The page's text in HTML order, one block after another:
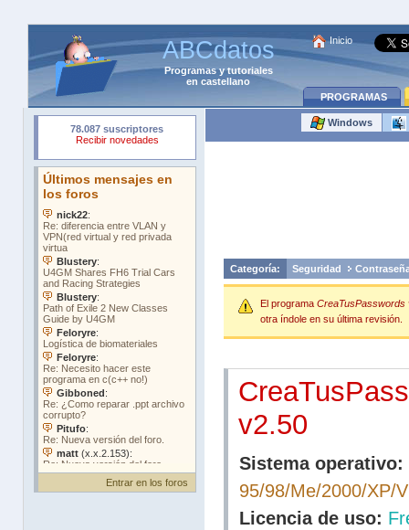
ABCdatos
Programasytutoriales
en castellano
Inicio
PROGRAMAS
Entrar en los foros
Windows
Categoría: Seguridad
El programa CreaTusPasswords
otra índole en su última revisión.
v2.50
Sistema operativo:
95/98/Me/2000/XP/
Licencia de uso: